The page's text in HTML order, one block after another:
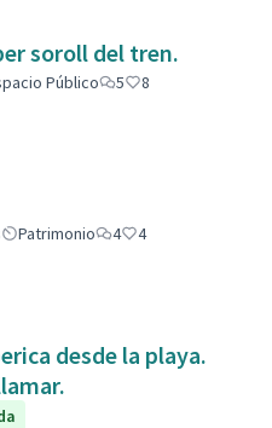
soroll del tren.
Público 5
8
Patrimonio 4
4
desde la playa.